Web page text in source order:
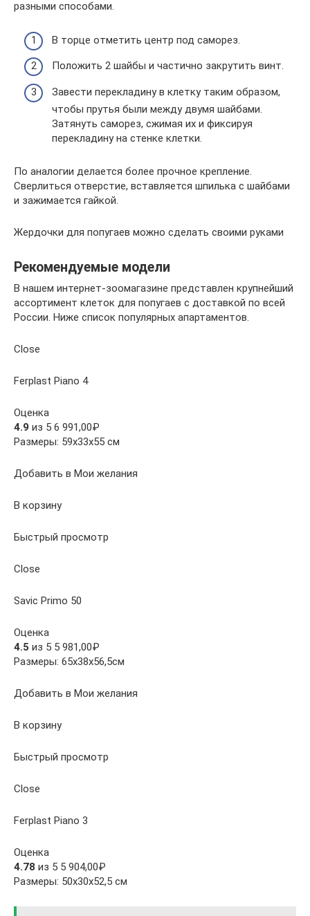
разными способами.
В торце отметить центр под саморез.
Положить 2 шайбы и частично закрутить винт.
Завести перекладину в клетку таким образом,
чтобы прутья были между двумя шайбами.
Затянуть саморез, сжимая их и фиксируя
перекладину на стенке клетки.
По аналогии делается более прочное крепление.
Сверлиться отверстие, вставляется шпилька с шайбами
и зажимается гайкой.
Жердочки для попугаев можно сделать своими руками
Рекомендуемые модели
В нашем интернет-зоомагазине представлен крупнейший
ассортимент клеток для попугаев с доставкой по всей
России. Ниже список популярных апартаментов.
Close
Ferplast Piano 4
Оценка
4.9 из 5 6 991,00₽
Размеры: 59x33x55 см
Добавить в Мои желания
В корзину
Быстрый просмотр
Close
Savic Primo 50
Оценка
4.5 из 5 5 981,00₽
Размеры: 65x38x56,5см
Добавить в Мои желания
В корзину
Быстрый просмотр
Close
Ferplast Piano 3
Оценка
4.78 из 5 5 904,00₽
Размеры: 50x30x52,5 см